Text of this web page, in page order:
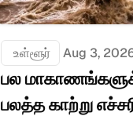
உள்ளூர் Aug 3,
பல
பலத்த காற்று